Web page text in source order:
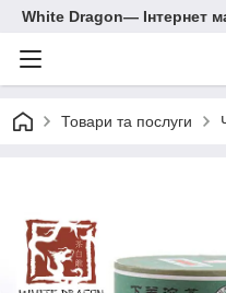
White Dragon― Інтернет
Товари та послуги